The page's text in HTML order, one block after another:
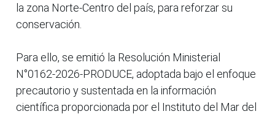
la zona Norte-Centro del país, para reforzar su
conservación.
Para ello, se emitió la Resolución Ministerial
N°0162-2026-PRODUCE, adoptada bajo el enfoque
precautorio y sustentada en la información
científica proporcionada por el Instituto del Mar del